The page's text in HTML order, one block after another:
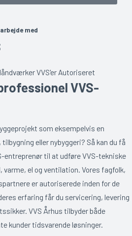
med
VVS-
som eksempelvis en
eller nybyggeri? Så kan du få
entreprenør til at udføre VVS-tekniske
varme, el og ventilation. Vores fagfolk,
er autoriserede inden for de
erfaring får du servicering, levering
VVS Århus tilbyder både
kunder tidsvarende løsninger.